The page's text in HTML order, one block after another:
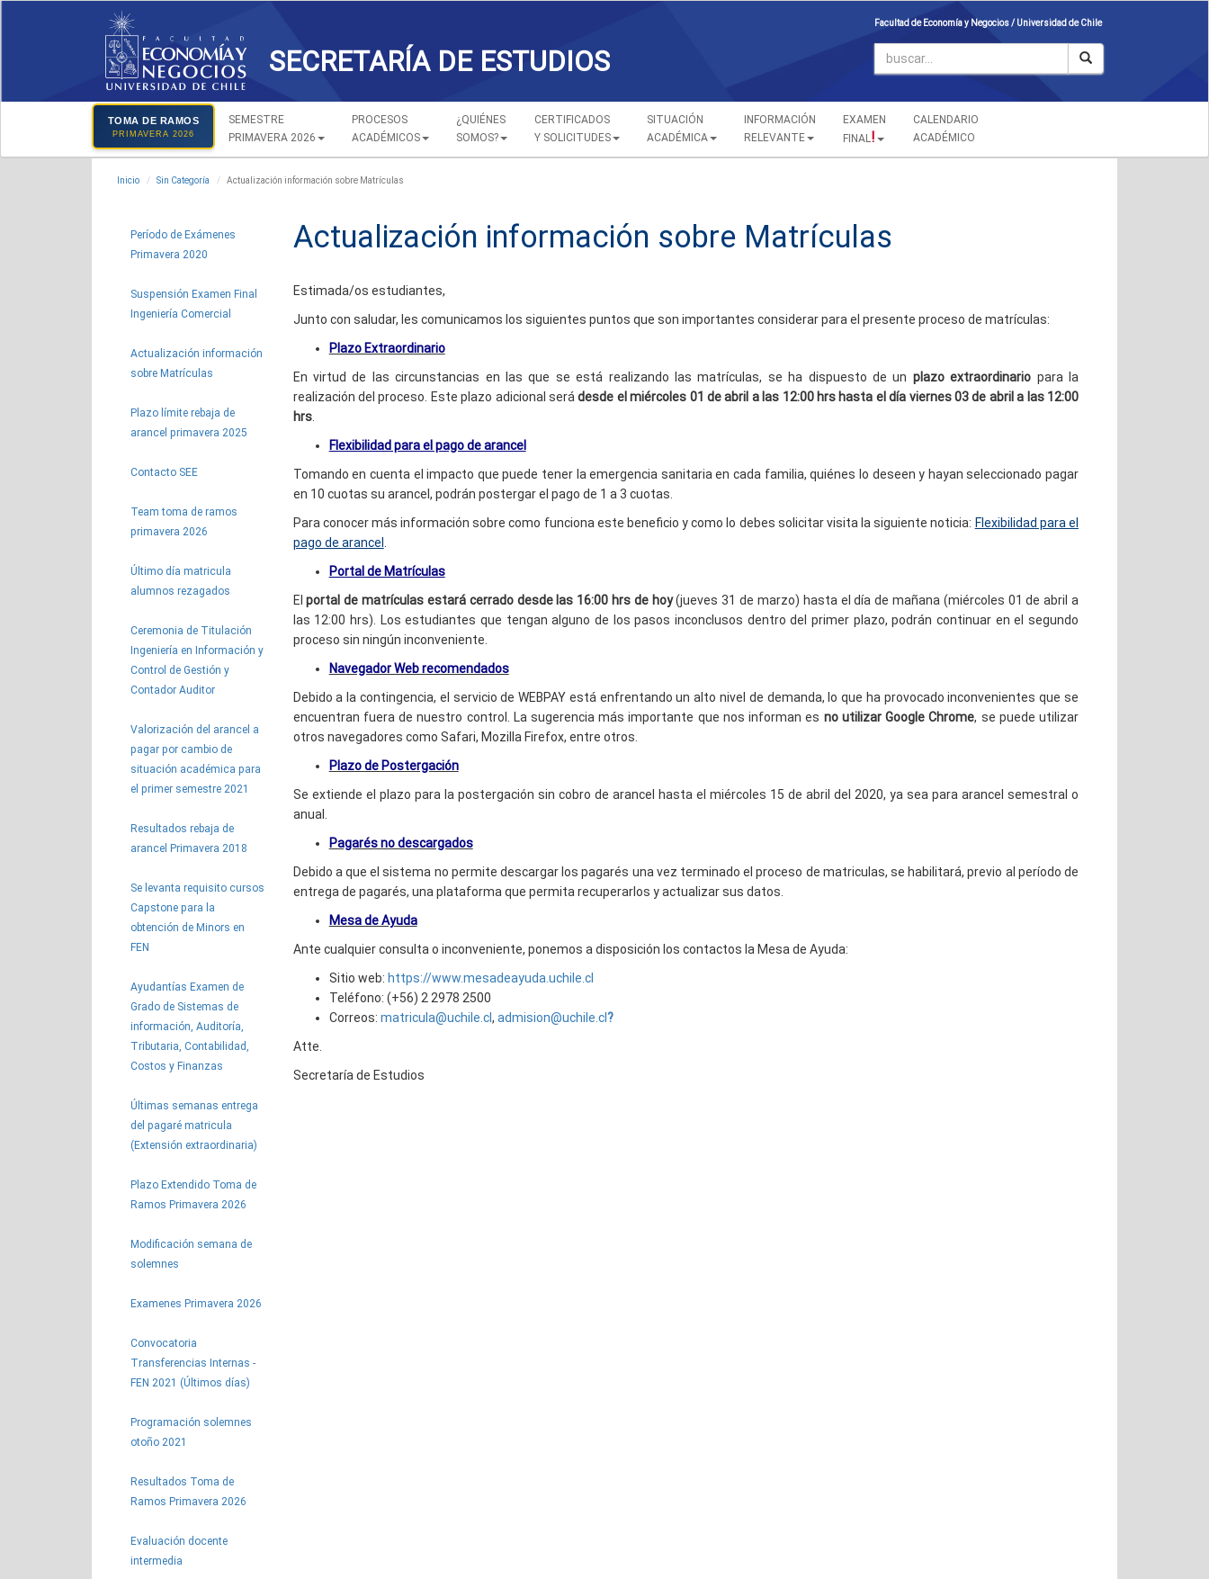
SECRETARÍA DE ESTUDIOS
Facultad de Economía y Negocios / Universidad de Chile
TOMA DE RAMOS
PRIMAVERA 2026
SEMESTRE
PRIMAVERA 2026
PROCESOS
ACADÉMICOS
¿QUIÉNES
SOMOS?
CERTIFICADOS
Y SOLICITUDES
SITUACIÓN
ACADÉMICA
INFORMACIÓN
RELEVANTE
EXAMEN
FINAL!
CALENDARIO
ACADÉMICO
Inicio Sin Categoría Actualización información sobre Matrículas
Período de Exámenes
Primavera 2020
Suspensión Examen Final
Ingeniería Comercial
Actualización información
sobre Matrículas
Plazo límite rebaja de
arancel primavera 2025
Contacto SEE
Team toma de ramos
primavera 2026
Último día matricula
alumnos rezagados
Ceremonia de Titulación
Ingeniería en Información y
Control de Gestión y
Contador Auditor
Valorización del arancel a
pagar por cambio de
situación académica para
el primer semestre 2021
Resultados rebaja de
arancel Primavera 2018
Se levanta requisito cursos
Capstone para la
obtención de Minors en
FEN
Ayudantías Examen de
Grado de Sistemas de
información, Auditoría,
Tributaria, Contabilidad,
Costos y Finanzas
Últimas semanas entrega
del pagaré matricula
(Extensión extraordinaria)
Plazo Extendido Toma de
Ramos Primavera 2026
Modificación semana de
solemnes
Examenes Primavera 2026
Convocatoria
Transferencias Internas -
FEN 2021 (Últimos días)
Programación solemnes
otoño 2021
Resultados Toma de
Ramos Primavera 2026
Evaluación docente
intermedia
Actualización información sobre Matrículas
Estimada/os estudiantes,
Junto con saludar, les comunicamos los siguientes puntos que son importantes considerar para el presente proceso de matrículas:
Plazo Extraordinario
En virtud de las circunstancias en las que se está realizando las matrículas, se ha dispuesto de un plazo extraordinario para la
realización del proceso. Este plazo adicional serádesde el miércoles 01 de abril a las 12:00 hrs hasta el día viernes 03 de abril a las 12:00
hrs.
Flexibilidad para el pago de arancel
Tomando en cuenta el impacto que puede tener la emergencia sanitaria en cada familia, quiénes lo deseen y hayan seleccionado pagar
en 10 cuotas su arancel, podrán postergar el pago de 1 a 3 cuotas.
Para conocer más información sobre como funciona este beneficio y como lo debes solicitar visita la siguiente noticia: Flexibilidad para el
pago de arancel
Portal de Matrículas
Elportal de matrículas estará cerrado desde las 16:00 hrs de hoy(jueves 31 de marzo) hasta el día de mañana (miércoles 01 de abril a
las 12:00 hrs). Los estudiantes que tengan alguno de los pasos inconclusos dentro del primer plazo, podrán continuar en el segundo
proceso sin ningún inconveniente.
Navegador Web recomendados
Debido a la contingencia, el servicio de WEBPAY está enfrentando un alto nivel de demanda, lo que ha provocado inconvenientes que se
encuentran fuera de nuestro control. La sugerencia más importante que nos informan es no utilizar Google Chrome, se puede utilizar
otros navegadores como Safari, Mozilla Firefox, entre otros.
Plazo de Postergación
Se extiende el plazo para la postergación sin cobro de arancel hasta el miércoles 15 de abril del 2020, ya sea para arancel semestral o
anual.
Pagarés no descargados
Debido a que el sistema no permite descargar los pagarés una vez terminado el proceso de matriculas, se habilitará, previo al período de
entrega de pagarés, una plataforma que permita recuperarlos y actualizar sus datos.
Mesa de Ayuda
Ante cualquier consulta o inconveniente, ponemos a disposición los contactos la Mesa de Ayuda:
Sitio web: https://www.mesadeayuda.uchile.cl
Teléfono: (+56) 2 2978 2500
Correos: matricula@uchile.cl, admision@uchile.cl?
Atte.
Secretaría de Estudios